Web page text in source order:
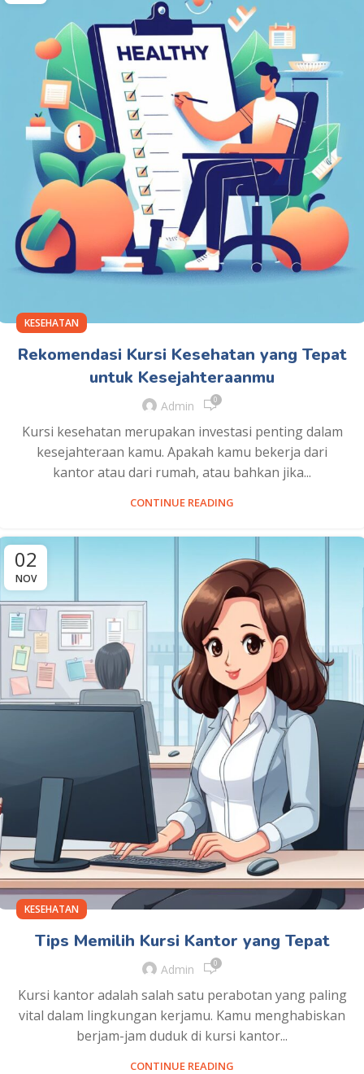
KESEHATAN
Rekomendasi Kursi Kesehatan yang Tepat
untuk Kesejahteraanmu
Admin 0
Kursi kesehatan merupakan investasi penting dalam
kesejahteraan kamu. Apakah kamu bekerja dari
kantor atau dari rumah, atau bahkan jika...
CONTINUE READING
02
NOV
KESEHATAN
Tips Memilih Kursi Kantor yang Tepat
Admin 0
Kursi kantor adalah salah satu perabotan yang paling
vital dalam lingkungan kerjamu. Kamu menghabiskan
berjam-jam duduk di kursi kantor...
CONTINUE READING